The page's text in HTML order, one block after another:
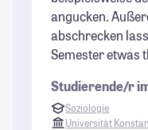
angucken.
abschrecken
Semester etwas
Studierende/r
Soziologie
Universität